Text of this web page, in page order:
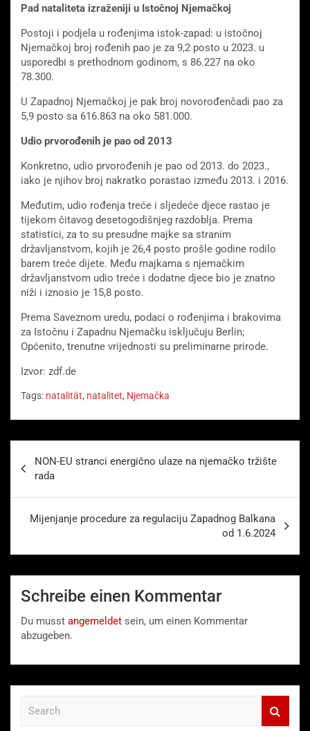
Pad nataliteta izraženiji u Istočnoj Njemačkoj
Postoji i podjela u rođenjima istok-zapad: u istočnoj
Njemačkoj broj rođenih pao je za 9,2 posto u 2023. u
usporedbi s prethodnom godinom, s 86.227 na oko
78.300.
U Zapadnoj Njemačkoj je pak broj novorođenčadi pao za
5,9 posto sa 616.863 na oko 581.000.
Udio prvorođenih je pao od 2013
Konkretno, udio prvorođenih je pao od 2013. do 2023.,
iako je njihov broj nakratko porastao između 2013. i 2016.
Međutim, udio rođenja treće i sljedeće djece rastao je
tijekom čitavog desetogodišnjeg razdoblja. Prema
statistici, za to su presudne majke sa stranim
državljanstvom, kojih je 26,4 posto prošle godine rodilo
barem treće dijete. Među majkama s njemačkim
državljanstvom udio treće i dodatne djece bio je znatno
niži i iznosio je 15,8 posto.
Prema Saveznom uredu, podaci o rođenjima i brakovima
za Istočnu i Zapadnu Njemačku isključuju Berlin;
Općenito, trenutne vrijednosti su preliminarne prirode.
Izvor: zdf.de
Tags: natalität, natalitet, Njemačka
NON-EU stranci energično ulaze na njemačko tržište
rada
Mijenjanje procedure za regulaciju Zapadnog Balkana
od 1.6.2024
Schreibe einen Kommentar
Du musst angemeldet sein, um einen Kommentar
abzugeben.